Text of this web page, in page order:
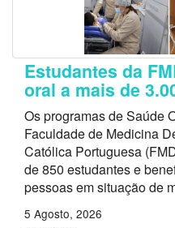
Estudantes da
oral a mais de
Os programas de Saúde
Faculdade de Medicina
Católica Portuguesa
de 850 estudantes e
pessoas em situação de
5 Agosto, 2026